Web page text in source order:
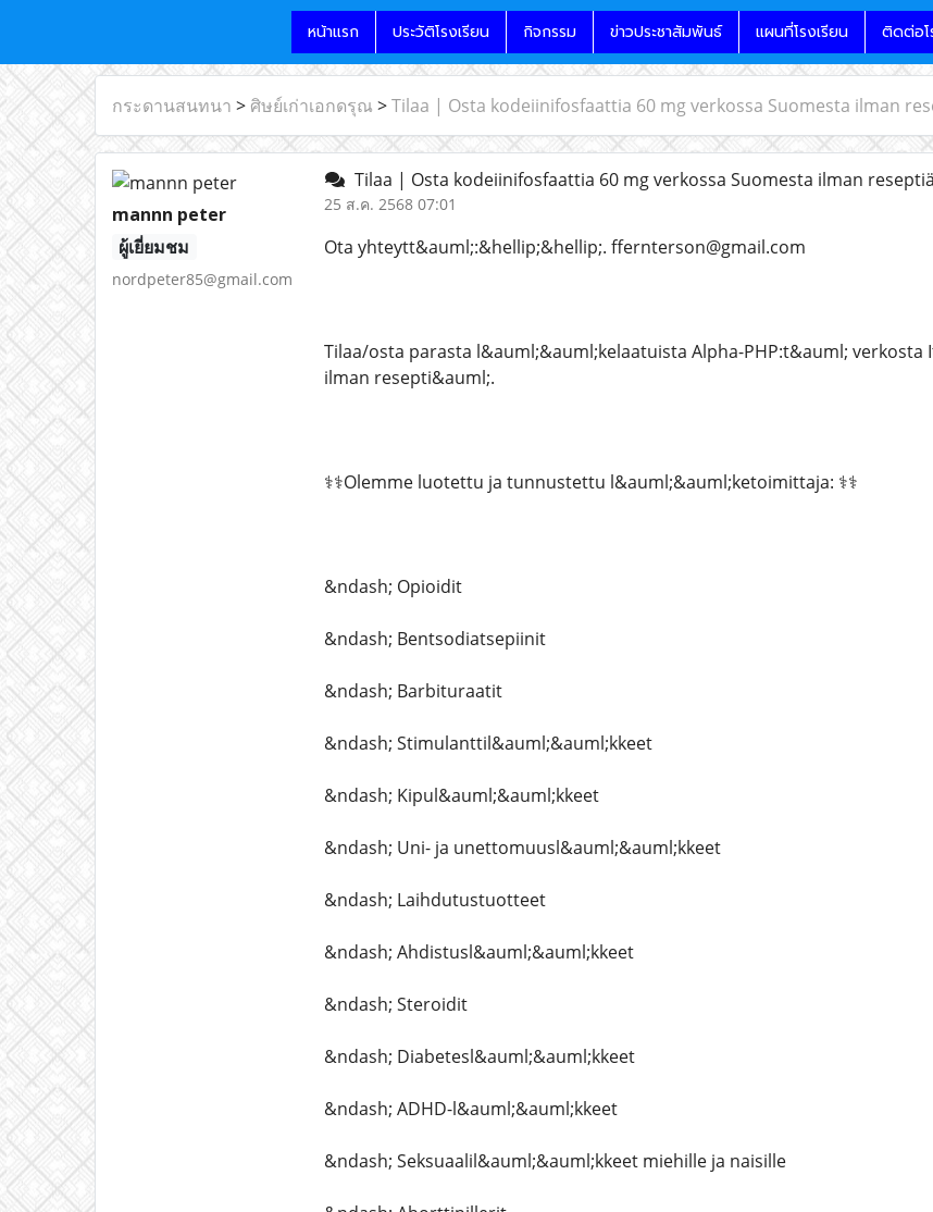
หน้าแรก ประวัติโรงเรียน กิจกรรม ข่าวประชาสัมพันธ์ แผนที่โรงเรียน ติดต่อโ
กระดานสนทนา > ศิษย์เก่าเอกดรุณ >Tilaa | Osta kodeiinifosfaattia 60 mg verkossa Suomesta ilman
mannn peter
ผู้เยี่ยมชม
nordpeter85@gmail.com
Tilaa | Osta kodeiinifosfaattia 60 mg verkossa Suomesta ilman reseptiä
25 ส.ค. 2568 07:01
Ota yhteytt&auml;:&hellip;&hellip;. ffernterson@gmail.com
Tilaa/osta parasta l&auml;&auml;kelaatuista Alpha-PHP:t&auml;
ilman resepti&auml;.
⚕️⚕️Olemme luotettu ja tunnustettu l&auml;&auml;ketoimittaja: ⚕️⚕️
&ndash; Opioidit
&ndash; Bentsodiatsepiinit
&ndash; Barbituraatit
&ndash; Stimulanttil&auml;&auml;kkeet
&ndash; Kipul&auml;&auml;kkeet
&ndash; Uni- ja unettomuusl&auml;&auml;kkeet
&ndash; Laihdutustuotteet
&ndash; Ahdistusl&auml;&auml;kkeet
&ndash; Steroidit
&ndash; Diabetesl&auml;&auml;kkeet
&ndash; ADHD-l&auml;&auml;kkeet
&ndash; Seksuaalil&auml;&auml;kkeet miehille ja naisille